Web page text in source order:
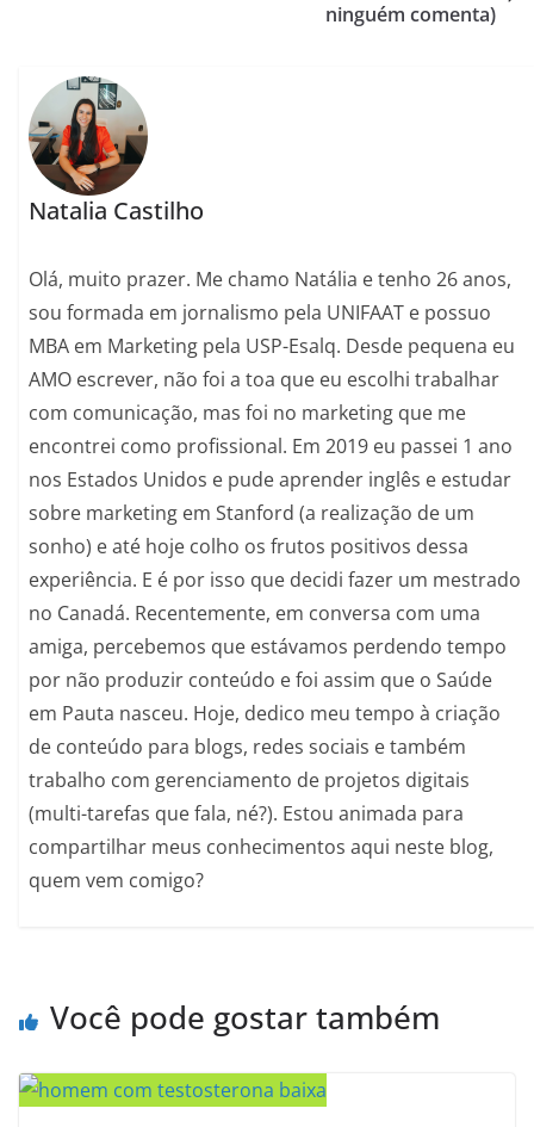
ninguém comenta)
Natalia Castilho
Olá, muito prazer. Me chamo Natália e tenho 26 anos,
sou formada em jornalismo pela UNIFAAT e possuo
MBA em Marketing pela USP-Esalq. Desde pequena eu
AMO escrever, não foi a toa que eu escolhi trabalhar
com comunicação, mas foi no marketing que me
encontrei como profissional. Em 2019 eu passei 1 ano
nos Estados Unidos e pude aprender inglês e estudar
sobre marketing em Stanford (a realização de um
sonho) e até hoje colho os frutos positivos dessa
experiência. E é por isso que decidi fazer um mestrado
no Canadá. Recentemente, em conversa com uma
amiga, percebemos que estávamos perdendo tempo
por não produzir conteúdo e foi assim que o Saúde
em Pauta nasceu. Hoje, dedico meu tempo à criação
de conteúdo para blogs, redes sociais e também
trabalho com gerenciamento de projetos digitais
(multi-tarefas que fala, né?). Estou animada para
compartilhar meus conhecimentos aqui neste blog,
quem vem comigo?
Você pode gostar também